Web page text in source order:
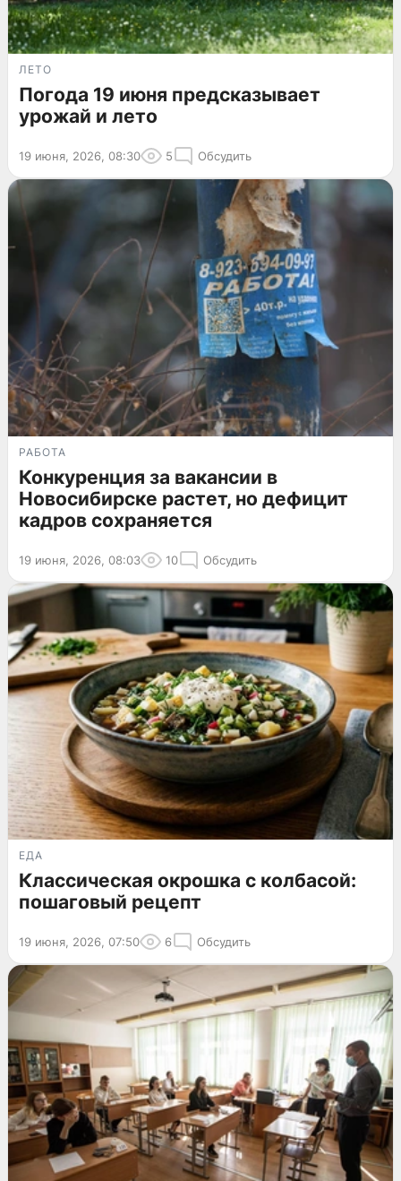
ЛЕТО
Погода 19 июня предсказывает
урожай и лето
19 июня, 2026, 08:30 5 Обсудить
РАБОТА
Конкуренция за вакансии в
Новосибирске растет, но дефицит
кадров сохраняется
19 июня, 2026, 08:03 10 Обсудить
ЕДА
Классическая окрошка с колбасой:
пошаговый рецепт
19 июня, 2026, 07:50 6 Обсудить